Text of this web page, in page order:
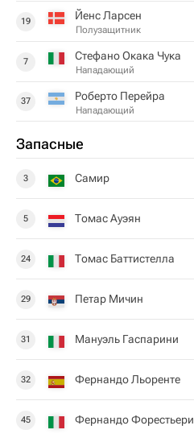
19 Йенс Ларсен
Полузащитник
7 Стефано Окака Чука
Нападающий
37 Роберто Перейра
Нападающий
Запасные
3 Самир
5 Томас Ауэян
24 Томас Баттистелла
29 Петар Мичин
31 Мануэль Гаспарини
32 Фернандо Льоренте
45 Фернандо Форестьери